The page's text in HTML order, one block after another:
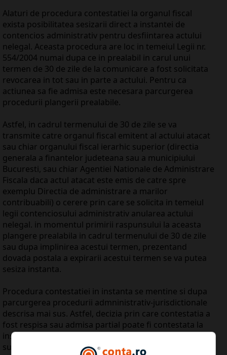
Alaturi de procedura contestatiei la organul fiscal
exista posibilitatea sesizarii direct a instantei de
contencios administrativ pentru desfiintarea actului
nelegal. Aceasta procedura are loc in temeiul Legii nr.
554/2004 numai dupa ce in prealabil in carul unui
termen de 30 de zile de la comunicare a fost solicitata
revocarea in tot sau in parte a actului. Pentru ca
actiunea sa fie admisa este necesara parcurgerea
procedurii plangerii prealabile.
Astfel, in cadrul termenului de 30 de zile se va
transmite catre organul fiscal emitent al actului atacat
sau chiar organului fiscal ierarhic superior (directia
generala a finantelor judeteana sau a municipiului
Bucuresti, sau chiar Agentiei Nationale de Administrare
Fiscala daca actul atacat este emis de catre spre
exemplu Directia de administrare a marilor
contribuabili) o cerere prin care se solicita in temeiul
legii contenciosului administrativ anularea actului
nelegal. in momentul primirii raspunsului la aceasta
plangere prealabila in cadrul termenului de 30 de zile
sau dupa implinirea acestui termen, prezentand
dovada postala a expirarii acestui termen se va putea
sesiza instanta.
Procedura contestatiei in instanta se mentine si dupa
parcurgerea procedurii admninistrativ-jurisdictionale
descrisa mai sus. Astfel, decizia prin care contestatia a
fost respisa sau admisa partial poate fi contestata la
instantele de contencios administrativ mentionate mai
sus.